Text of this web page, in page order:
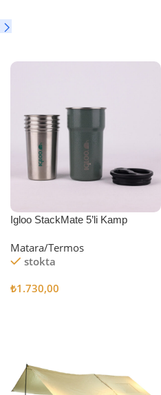
Igloo StackMate 5’li Kamp
Matara/Termos
stokta
₺1.730,00